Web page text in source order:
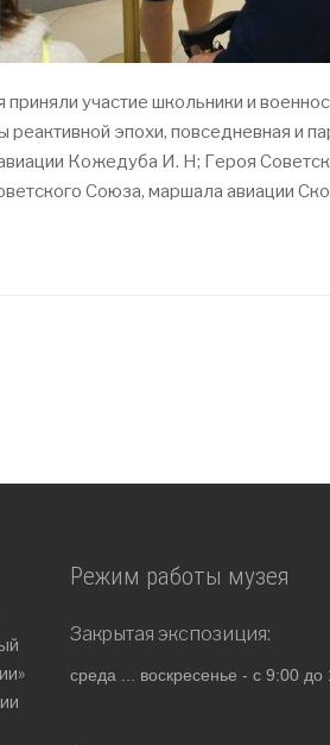
участие школьники и
эпохи, повседневная и
Кожедуба И. Н; Героя
Союза, маршала авиации
Победы
Режим работы музея
Закрытая экспозиция:
среда ... воскресенье - с 9:00 до